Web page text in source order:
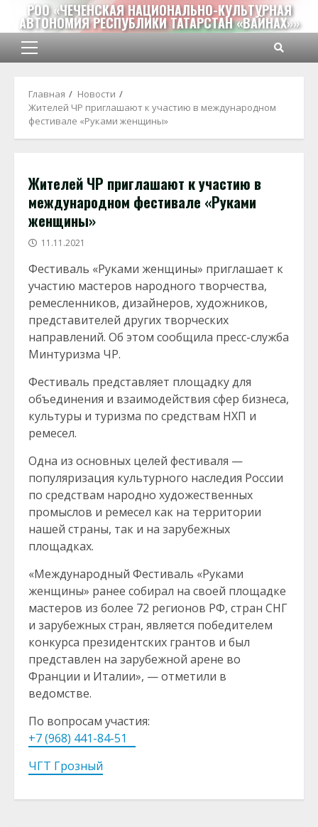
Перейти
содержимому
РОО «ЧЕЧЕНСКАЯ НАЦИОНАЛЬНО-КУЛЬТУРНАЯ
АВТОНОМИЯ РЕСПУБЛИКИ ТАТАРСТАН «ВАЙНАХ»»
Основное
Главная
Новости
Жителей ЧР приглашают к участию в международном
фестивале «Руками женщины»
Жителей ЧР приглашают к участию в
международном фестивале «Руками
женщины»
11.11.2021
Фестиваль «Руками женщины» приглашает к
участию мастеров народного творчества,
ремесленников, дизайнеров, художников,
представителей других творческих
направлений.⁣ Об этом сообщила пресс-служба
Минтуризма ЧР.
Фестиваль представляет площадку для
объединения и взаимодействия сфер бизнеса,
культуры и туризма по средствам НХП и
ремесел.⁣
Одна из основных целей фестиваля —
популяризация культурного наследия России
по средствам народно художественных
промыслов и ремесел как на территории
нашей страны, так и на зарубежных
площадках.⁣
«Международный Фестиваль «Руками
женщины» ранее собирал на своей площадке
мастеров из более 72 регионов РФ, стран СНГ
и зарубежных стран, является победителем
конкурса президентских грантов и был
представлен на зарубежной арене во
Франции и Италии», — отметили в
ведомстве.⁣
По вопросам участия:⁣⁣⠀
+7 (968) 441-84-51⁣⁣⠀
ЧГТ Грозный